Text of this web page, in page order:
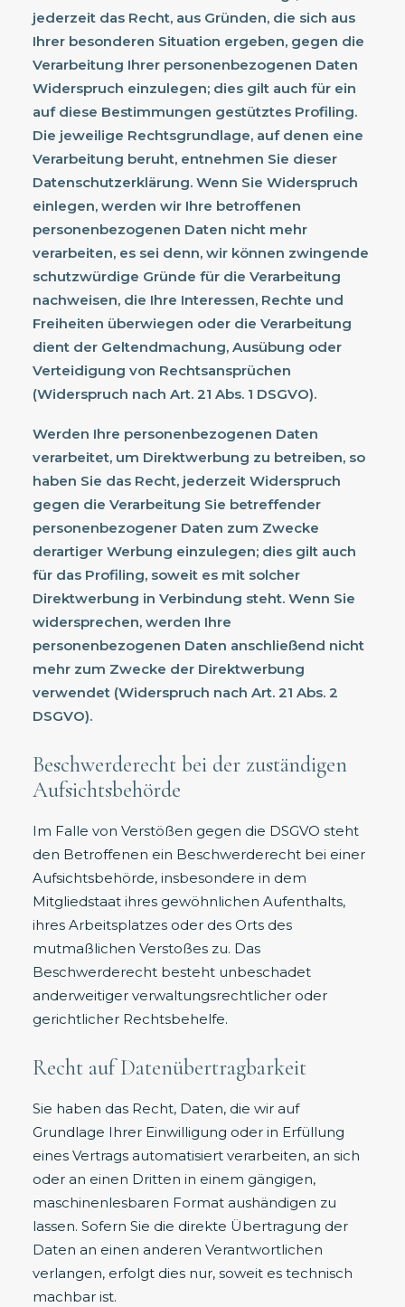
jederzeit das Recht, aus Gründen, die sich aus
Ihrer besonderen Situation ergeben, gegen die
Verarbeitung Ihrer personenbezogenen Daten
Widerspruch einzulegen; dies gilt auch für ein
auf diese Bestimmungen gestütztes Profiling.
Die jeweilige Rechtsgrundlage, auf denen eine
Verarbeitung beruht, entnehmen Sie dieser
Datenschutzerklärung. Wenn Sie Widerspruch
einlegen, werden wir Ihre betroffenen
personenbezogenen Daten nicht mehr
verarbeiten, es sei denn, wir können zwingende
schutzwürdige Gründe für die Verarbeitung
nachweisen, die Ihre Interessen, Rechte und
Freiheiten überwiegen oder die Verarbeitung
dient der Geltendmachung, Ausübung oder
Verteidigung von Rechtsansprüchen
(Widerspruch nach Art. 21 Abs. 1 DSGVO).
Werden Ihre personenbezogenen Daten
verarbeitet, um Direktwerbung zu betreiben, so
haben Sie das Recht, jederzeit Widerspruch
gegen die Verarbeitung Sie betreffender
personenbezogener Daten zum Zwecke
derartiger Werbung einzulegen; dies gilt auch
für das Profiling, soweit es mit solcher
Direktwerbung in Verbindung steht. Wenn Sie
widersprechen, werden Ihre
personenbezogenen Daten anschließend nicht
mehr zum Zwecke der Direktwerbung
verwendet (Widerspruch nach Art. 21 Abs. 2
DSGVO).
Beschwerderecht bei der zuständigen
Aufsichtsbehörde
Im Falle von Verstößen gegen die DSGVO steht
den Betroffenen ein Beschwerderecht bei einer
Aufsichtsbehörde, insbesondere in dem
Mitgliedstaat ihres gewöhnlichen Aufenthalts,
ihres Arbeitsplatzes oder des Orts des
mutmaßlichen Verstoßes zu. Das
Beschwerderecht besteht unbeschadet
anderweitiger verwaltungsrechtlicher oder
gerichtlicher Rechtsbehelfe.
Recht auf Datenübertragbarkeit
Sie haben das Recht, Daten, die wir auf
Grundlage Ihrer Einwilligung oder in Erfüllung
eines Vertrags automatisiert verarbeiten, an sich
oder an einen Dritten in einem gängigen,
maschinenlesbaren Format aushändigen zu
lassen. Sofern Sie die direkte Übertragung der
Daten an einen anderen Verantwortlichen
verlangen, erfolgt dies nur, soweit es technisch
machbar ist.